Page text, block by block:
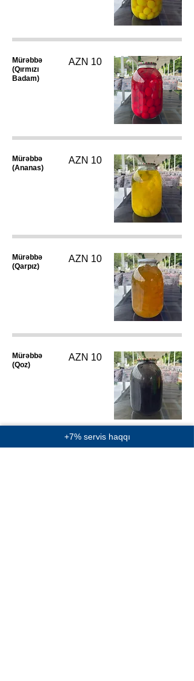
Mürəbbə
(Qırmızı
Badam)
AZN 10
Mürəbbə
(Ananas)
AZN 10
Mürəbbə
(Qarpız)
AZN 10
Mürəbbə
(Qoz)
AZN 10
+7% servis haqqı